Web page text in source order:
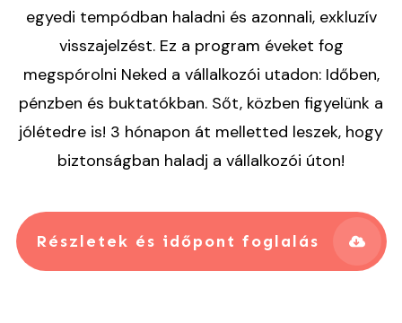
egyedi tempódban haladni és azonnali, exkluzív
visszajelzést. Ez a program éveket fog
megspórolni Neked a vállalkozói utadon: Időben,
pénzben és buktatókban. Sőt, közben figyelünk a
jólétedre is! 3 hónapon át melletted leszek, hogy
biztonságban haladj a vállalkozói úton!
Részletek és időpont foglalás